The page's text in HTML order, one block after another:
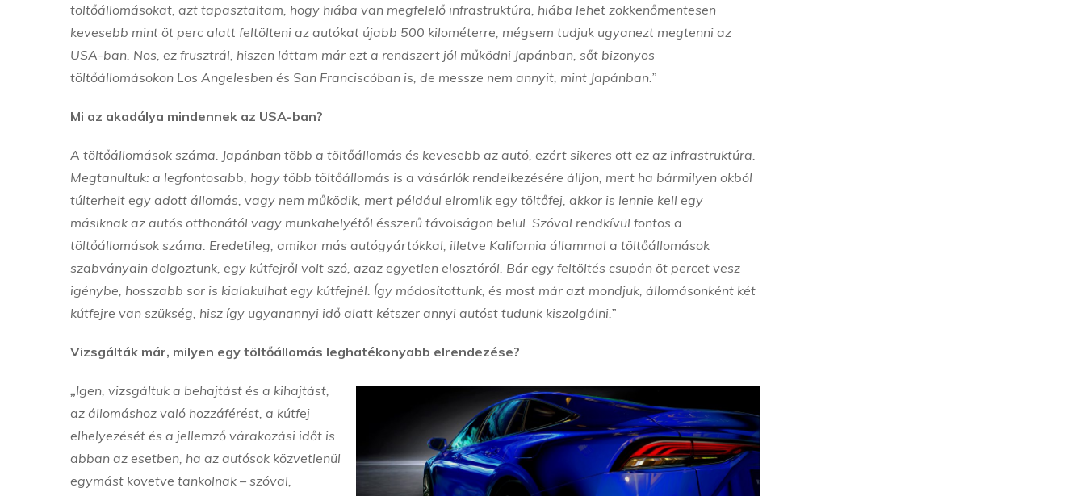
töltőállomásokat, azt tapasztaltam, hogy hiába van megfelelő infrastruktúra, hiába lehet zökkenőmentesen
kevesebb mint öt perc alatt feltölteni az autókat újabb 500 kilométerre, mégsem tudjuk ugyanezt megtenni az
USA-ban. Nos, ez frusztrál, hiszen láttam már ezt a rendszert jól működni Japánban, sőt bizonyos
töltőállomásokon Los Angelesben és San Franciscóban is, de messze nem annyit, mint Japánban.”
Mi az akadálya mindennek az USA-ban?
A töltőállomások száma. Japánban több a töltőállomás és kevesebb az autó, ezért sikeres ott ez az infrastruktúra.
Megtanultuk: a legfontosabb, hogy több töltőállomás is a vásárlók rendelkezésére álljon, mert ha bármilyen okból
túlterhelt egy adott állomás, vagy nem működik, mert például elromlik egy töltőfej, akkor is lennie kell egy
másiknak az autós otthonától vagy munkahelyétől ésszerű távolságon belül. Szóval rendkívül fontos a
töltőállomások száma. Eredetileg, amikor más autógyártókkal, illetve Kalifornia állammal a töltőállomások
szabványain dolgoztunk, egy kútfejről volt szó, azaz egyetlen elosztóról. Bár egy feltöltés csupán öt percet vesz
igénybe, hosszabb sor is kialakulhat egy kútfejnél. Így módosítottunk, és most már azt mondjuk, állomásonként két
kútfejre van szükség, hisz így ugyanannyi idő alatt kétszer annyi autóst tudunk kiszolgálni.”
Vizsgálták már, milyen egy töltőállomás leghatékonyabb elrendezése?
„Igen, vizsgáltuk a behajtást és a kihajtást,
az állomáshoz való hozzáférést, a kútfej
elhelyezését és a jellemző várakozási időt is
abban az esetben, ha az autósok közvetlenül
egymást követve tankolnak – szóval,